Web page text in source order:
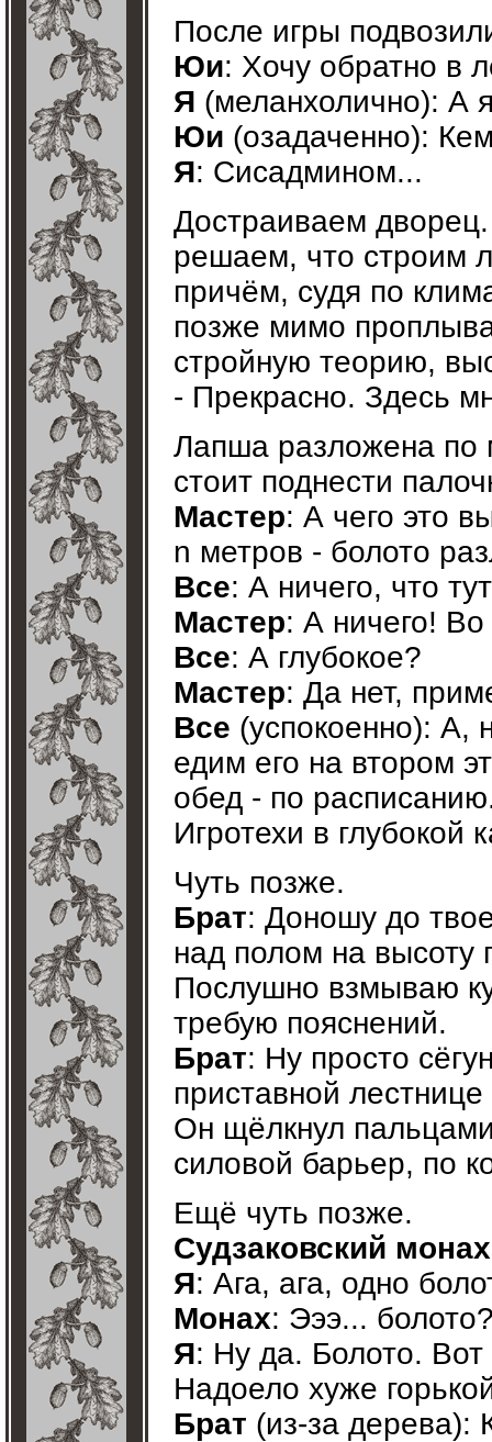
После игры
Юи: Хочу обратно в
Я (меланхолично): А
Юи (озадаченно):
Я: Сисадмином...
Достраиваем
решаем, что строим
причём, судя по
позже мимо
стройную теорию,
- Прекрасно. Здесь
Лапша разложена по
стоит поднести
Мастер: А чего это
n метров - болото
Все: А ничего, что
Мастер: А ничего!
Все: А глубокое?
Мастер: Да нет,
Все (успокоенно): А,
едим его на втором
обед - по
Игротехи в глубокой
Чуть позже.
Брат: Доношу до
над полом на высоту
Послушно взмываю
требую пояснений.
Брат: Ну просто
приставной
Он щёлкнул
силовой барьер, по
Ещё чуть позже.
Судзаковский монах
Я: Ага, ага, одно
Монах: Эээ...
Я: Ну да. Болото.
Надоело хуже
Брат (из-за дерева):